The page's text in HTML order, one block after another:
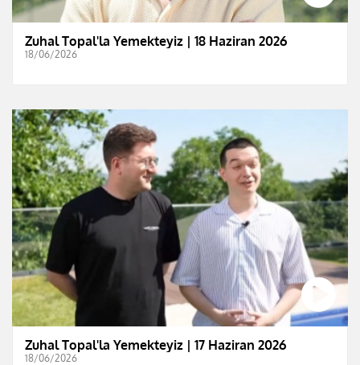
Zuhal Topal'la Yemekteyiz | 18 Haziran 2026
18/06/2026
Zuhal Topal'la Yemekteyiz | 17 Haziran 2026
18/06/2026